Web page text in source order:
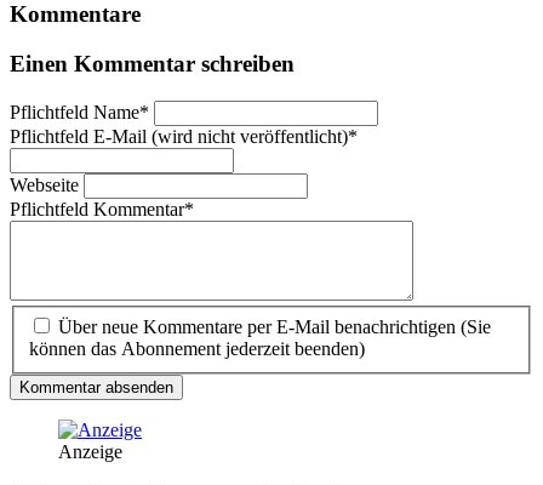
Kommentare
Einen Kommentar schreiben
Pflichtfeld Name*
Pflichtfeld E-Mail (wird nicht veröffentlicht)*
Webseite
Pflichtfeld Kommentar*
Über neue Kommentare per E-Mail benachrichtigen (Sie
können das Abonnement jederzeit beenden)
Kommentar absenden
Anzeige